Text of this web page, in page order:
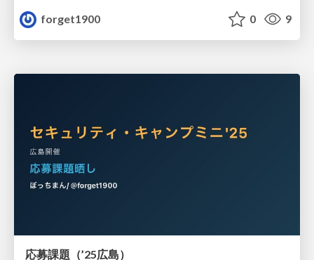
forget1900
0 9
応募課題（’25広島）